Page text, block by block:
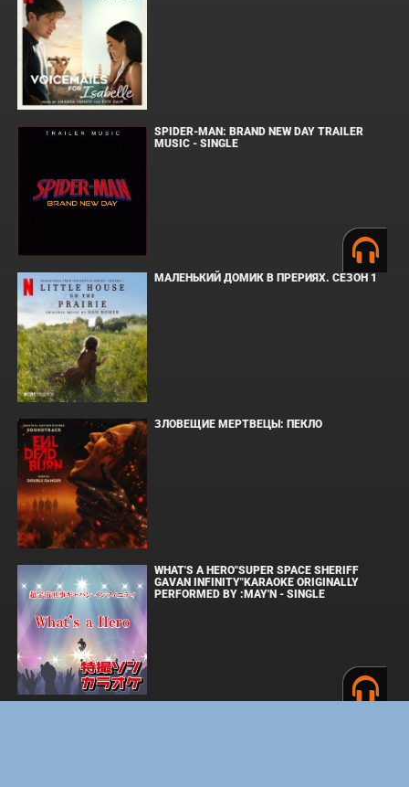
SPIDER-MAN: BRAND NEW DAY TRAILER
MUSIC - SINGLE
МАЛЕНЬКИЙ ДОМИК В ПРЕРИЯХ. СЕЗОН 1
ЗЛОВЕЩИЕ МЕРТВЕЦЫ: ПЕКЛО
WHAT'S A HERO"SUPER SPACE SHERIFF
GAVAN INFINITY"KARAOKE ORIGINALLY
PERFORMED BY :MAY'N - SINGLE